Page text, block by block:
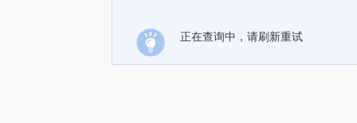
正在查询中，请刷新重试